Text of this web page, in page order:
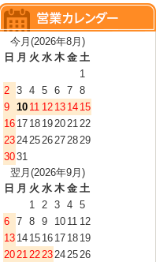
今月(2026年8月)
日 月 火 水 木 金 土
1
2 3 4 5 6 7 8
9 10 11 12 13 14 15
16 17 18 19202122
23242526272829
3031
翌月(2026年9月)
日 月 火 水 木 金 土
1 2 3 4 5
6 7 8 9 10 11 12
13 14 15 16 17 18 19
20212223242526